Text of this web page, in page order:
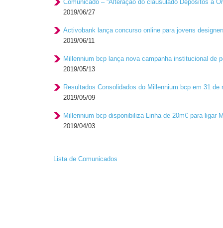
Comunicado – “Alteração do clausulado Depósitos à
2019/06/27
Activobank lança concurso online para jovens
2019/06/11
Millennium bcp lança nova campanha institucional de
2019/05/13
Resultados Consolidados do Millennium bcp em 31 de
2019/05/09
Millennium bcp disponibiliza Linha de 20m€ para ligar
2019/04/03
Lista de Comunicados